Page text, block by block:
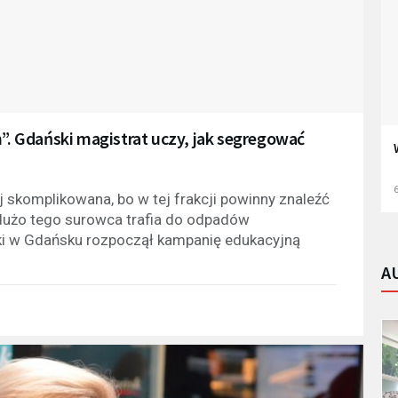
Gdański magistrat uczy, jak segregować
bo w tej frakcji powinny znaleźć
tego surowca trafia do odpadów
Gdańsku rozpoczął kampanię edukacyjną